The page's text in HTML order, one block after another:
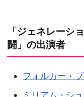
「ジェネレーシ
闘」の出演者
フォルカー・
ミリアム・シ